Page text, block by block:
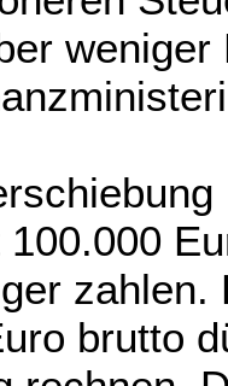
brutto